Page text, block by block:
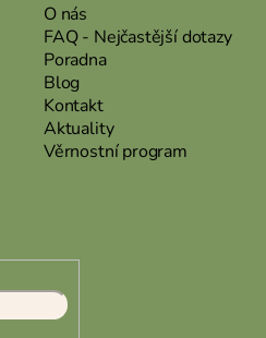
O nás
FAQ - Nejčastější dotazy
Poradna
Blog
Kontakt
Aktuality
Věrnostní program